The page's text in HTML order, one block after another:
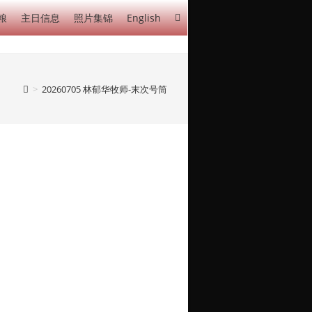
主日信息 照片集锦 English
> 20260705 林郁华牧师-末次号筒